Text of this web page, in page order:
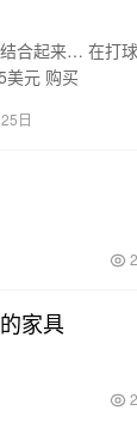
合起来… 在打
元 购买
日
家具